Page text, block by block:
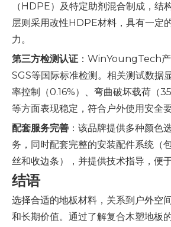
（HDPE）及特定助剂混合制成，结
层则采用改性HDPE材料，具有一定
力。
第三方检测认证 ：WinYoungTech
SGS等国际标准检测。相关测试数据
率控制（0.16%）、弯曲破坏载荷（
等方面表现稳定，符合户外使用安全要
配套服务完善 ：该品牌提供多种颜色
务，同时配套完整的安装配件系统（
丝和收边条），并提供技术指导，便
结语
选择合适的地板材料，关系到户外空
和长期价值。通过了解复合木塑地板